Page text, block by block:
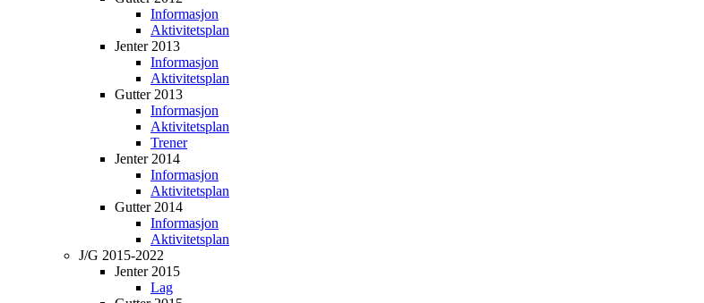
Informasjon
Aktivitetsplan
Jenter 2013
Informasjon
Aktivitetsplan
Gutter 2013
Informasjon
Aktivitetsplan
Trener
Jenter 2014
Informasjon
Aktivitetsplan
Gutter 2014
Informasjon
Aktivitetsplan
J/G 2015-2022
Jenter 2015
Lag